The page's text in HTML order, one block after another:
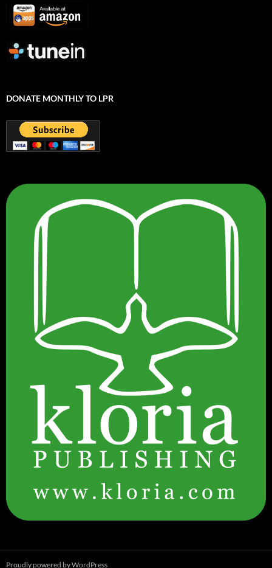
DONATE MONTHLY TO LPR
Proudly powered by WordPress